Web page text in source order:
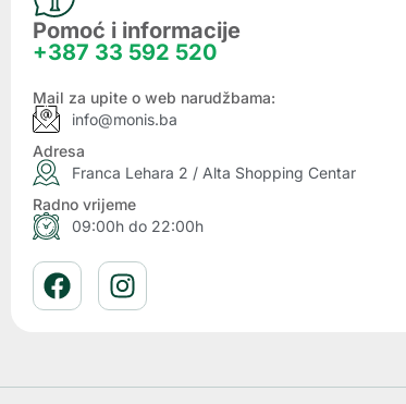
Pomoć i informacije
+387 33 592 520
Mail za upite o web narudžbama:
info@monis.ba
Adresa
Franca Lehara 2 / Alta Shopping Centar
Radno vrijeme
09:00h do 22:00h